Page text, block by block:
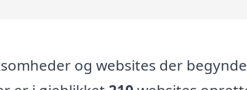
og websites der